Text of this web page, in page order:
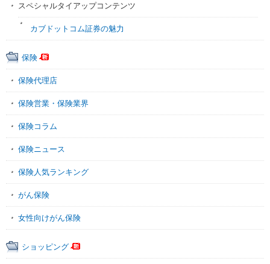
スペシャルタイアップコンテンツ
カブドットコム証券の魅力
保険
保険代理店
保険営業・保険業界
保険コラム
保険ニュース
保険人気ランキング
がん保険
女性向けがん保険
ショッピング